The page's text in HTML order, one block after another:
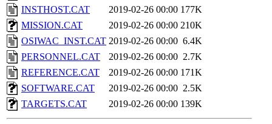
INSTHOST.CAT
2019-02-26 00:00 177K
MISSION.CAT
2019-02-26 00:00 210K
OSIWAC_INST.CAT 2019-02-26 00:00 6.4K
PERSONNEL.CAT
2019-02-26 00:00 2.7K
REFERENCE.CAT
2019-02-26 00:00 171K
SOFTWARE.CAT
2019-02-26 00:00 2.5K
TARGETS.CAT
2019-02-26 00:00 139K